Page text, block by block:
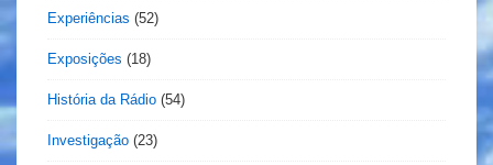
Experiências (52)
Exposições (18)
História da Rádio (54)
Investigação (23)